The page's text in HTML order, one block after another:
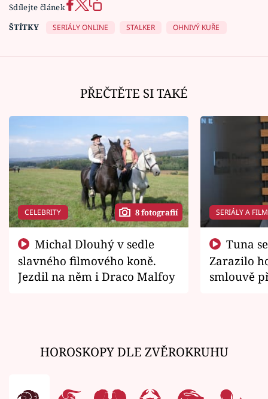
Sdílejte článek
ŠTÍTKY
SERIÁLY ONLINE STALKER OHNIVÝ KUŘE
PŘEČTĚTE SI TAKÉ
CELEBRITY 8 fotografií
slavného filmového koně.
Jezdil na něm i Draco Malfoy
SERIÁLY A
Zarazilo
smlouvě
HOROSKOPY DLE ZVĚROKRUHU